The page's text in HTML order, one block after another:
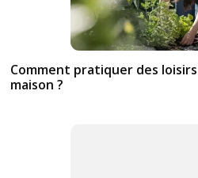
Comment pratiquer des
maison ?